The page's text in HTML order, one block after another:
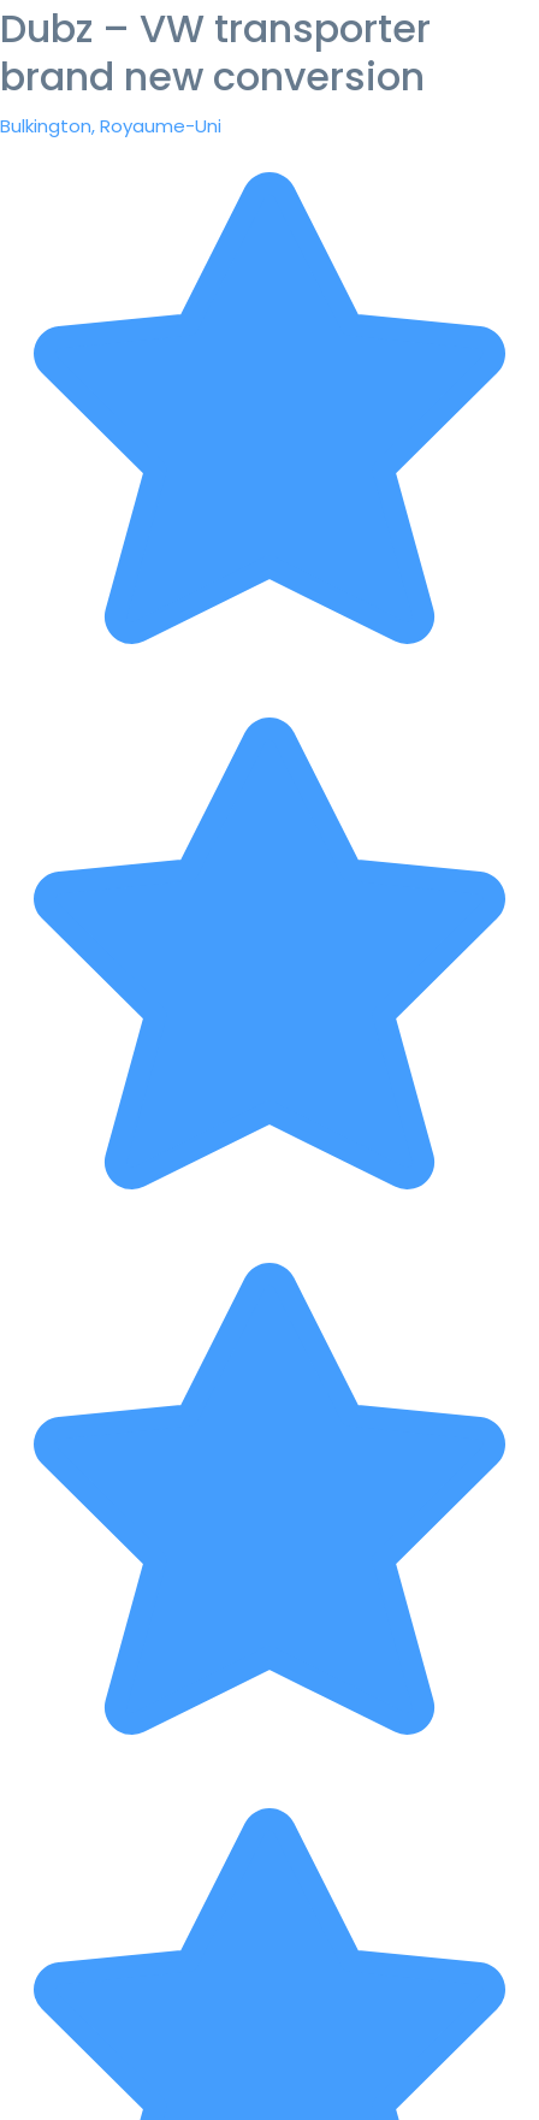
Dubz – VW transporter
brand new conversion
Bulkington, Royaume-Uni